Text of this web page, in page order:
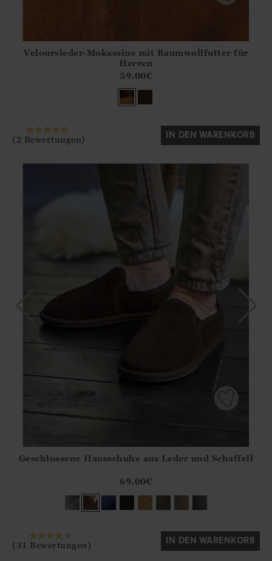
?? ""
Ja Nein
Veloursleder-Mokassins mit Baumwollfutter für
Herren
59.00€
(2 Bewertungen) IN DEN WARENKORB
?? ""
Ja Nein
Geschlossene Hausschuhe aus Leder und Schaffell
69.00€
(31 Bewertungen) IN DEN WARENKORB